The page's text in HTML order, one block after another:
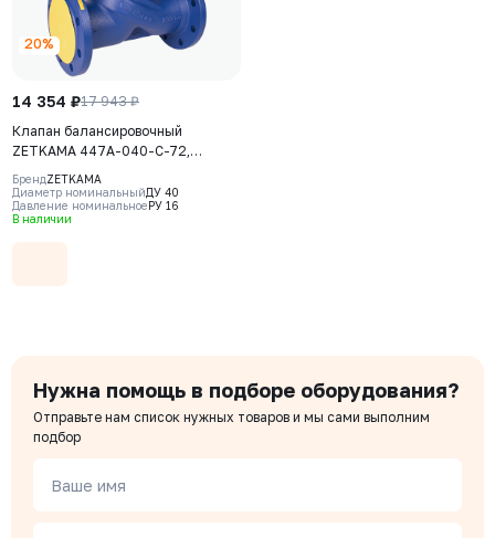
14 354 ₽17 943 ₽
20%
Клапан балансировочный
ZETKAMA 447A-040-C-72,
DN040, PN16, корпус - чугун GJL-
250 (GG25), Ф/Ф
БрендZETKAMA
Диаметр номинальныйДУ 40
Давление номинальноеРУ 16
В наличии
Нужна помощь в подборе оборудования?
Отправьте нам список нужных товаров и мы сами выполним
подбор
Ваше имя